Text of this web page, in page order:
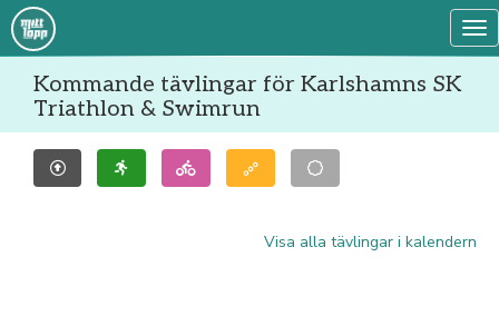
Kommande tävlingar för Karlshamns SK
Triathlon & Swimrun
Visa alla tävlingar i kalendern